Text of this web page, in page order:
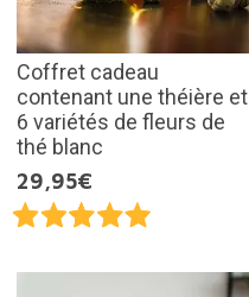
Coffret cadeau
contenant une théière et
6 variétés de fleurs de
thé blanc
29,95€